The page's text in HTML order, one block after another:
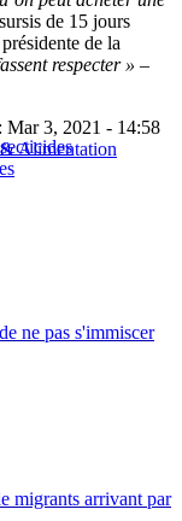
de 15 jours
de la
respecter » –
Mar 3, 2021 - 14:58
Alimentation
ne pas s'immiscer
migrants arrivant par